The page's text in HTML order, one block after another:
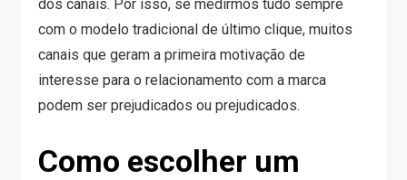
dos canais. Por isso, se medirmos tudo sempre
com o modelo tradicional de último clique, muitos
canais que geram a primeira motivação de
interesse para o relacionamento com a marca
podem ser prejudicados ou prejudicados.
Como escolher um